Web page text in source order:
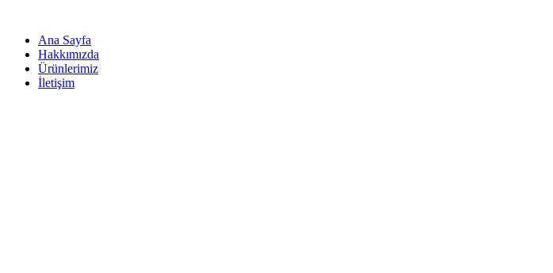
Ana Sayfa
Hakkımızda
Ürünlerimiz
İletişim